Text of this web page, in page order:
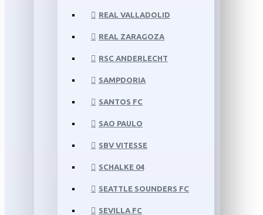
REAL VALLADOLID
REAL ZARAGOZA
RSC ANDERLECHT
SAMPDORIA
SANTOS FC
SAO PAULO
SBV VITESSE
SCHALKE 04
SEATTLE SOUNDERS FC
SEVILLA FC